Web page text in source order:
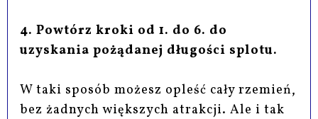
4. Powtórz kroki od 1. do 6. do
uzyskania pożądanej długości splotu.
W taki sposób możesz opleść cały rzemień,
bez żadnych większych atrakcji. Ale i tak